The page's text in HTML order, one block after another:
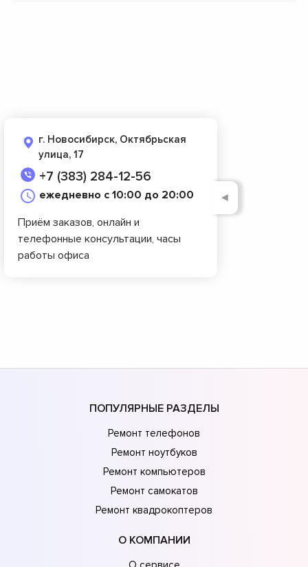
г. Новосибирск, Октябрьская
улица, 17
+7 (383) 284-12-56
ежедневно с 10:00 до 20:00
Приём заказов, онлайн и
телефонные консультации, часы
работы офиса
◄
ПОПУЛЯРНЫЕ РАЗДЕЛЫ
Ремонт телефонов
Ремонт ноутбуков
Ремонт компьютеров
Ремонт самокатов
Ремонт квадрокоптеров
О КОМПАНИИ